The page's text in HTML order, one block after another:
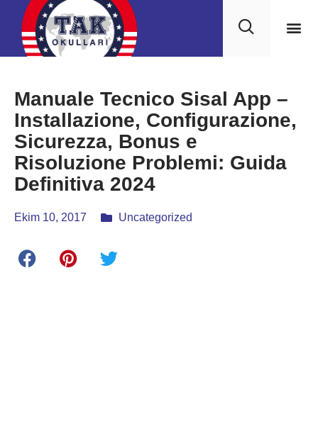
Manuale Tecnico Sisal App –
Installazione, Configurazione,
Sicurezza, Bonus e
Risoluzione Problemi: Guida
Definitiva 2024
Ekim 10, 2017 Uncategorized